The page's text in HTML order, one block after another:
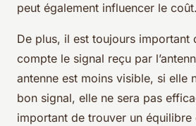
peut également influencer le coût.
De plus, il est toujours important
compte le signal reçu par
antenne est moins visible, si elle
bon signal, elle ne sera pas
important de trouver un équilibre